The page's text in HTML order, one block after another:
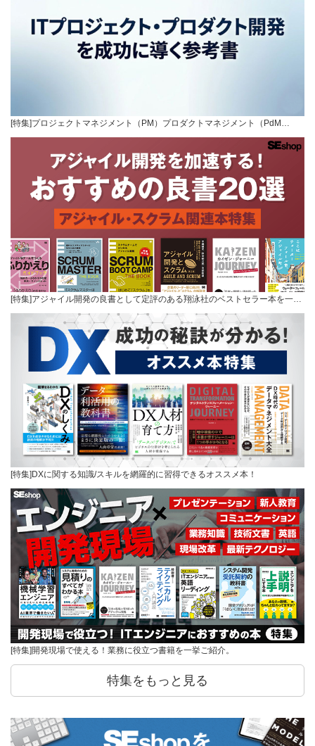
[特集]プロジェクトマネジメント（PM）プロダクトマネジメント（PdM…
[特集]アジャイル開発の良書として定評のある翔泳社のベストセラー本を一…
[特集]DXに関する知識/スキルを網羅的に習得できるオススメ本！
[特集]開発現場で使える！業務に役立つ書籍を一挙ご紹介。
特集をもっと見る